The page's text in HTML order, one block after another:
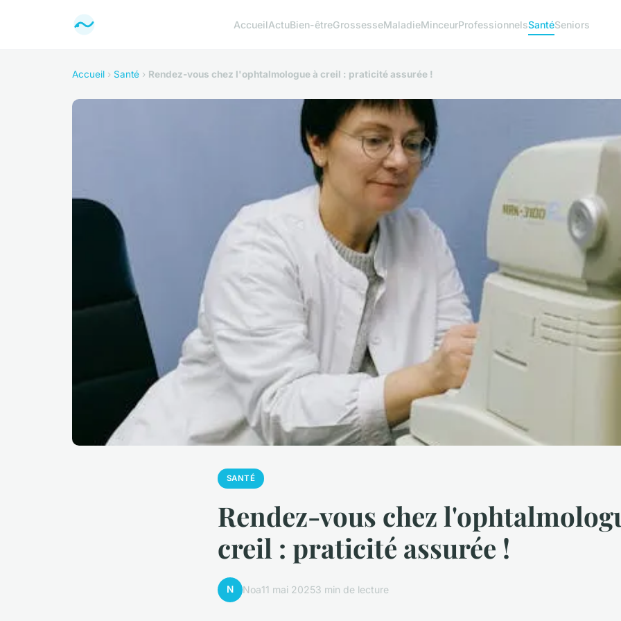
AccueilActuBien-êtreGrossesseMaladieMinceurProfessionnelsSantéSeniors
Accueil › Santé › Rendez-vous chez l'ophtalmologue à creil : praticité assurée !
SANTÉ
Rendez-vous chez
creil : praticité assurée !
N Noa11 mai 20253 min de lecture